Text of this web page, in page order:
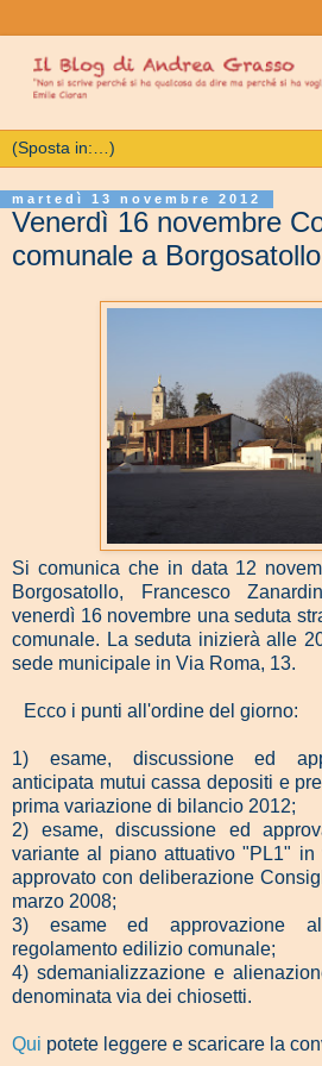
martedì 13 novembre 2012
Venerdì 16 novembre
comunale a Borgosatollo
Si comunica che in data 12
Borgosatollo, Francesco
venerdì 16 novembre una seduta
comunale. La seduta inizierà alle
sede municipale in Via Roma, 13.
Ecco i punti all'ordine del giorno:
1) esame, discussione ed
anticipata mutui cassa depositi e
prima variazione di bilancio 2012;
2) esame, discussione ed
variante al piano attuativo "PL1" in
approvato con deliberazione
marzo 2008;
3) esame ed approvazione
regolamento edilizio comunale;
4) sdemanializzazione e
denominata via dei chiosetti.
Qui potete leggere e scaricare la